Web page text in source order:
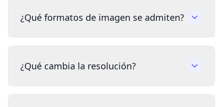
¿Qué formatos de imagen se admiten?
¿Qué cambia la resolución?